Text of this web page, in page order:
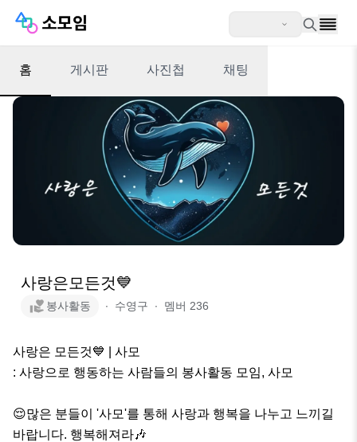
홈 게시판 사진첩 채팅
사랑은모든것💙
봉사활동 ∙ 수영구 ∙ 멤버 236
사랑은 모든것💙 | 사모
: 사랑으로 행동하는 사람들의 봉사활동 모임, 사모
😌많은 분들이 '사모'를 통해 사랑과 행복을 나누고 느끼길
바랍니다. 행복해져라🎶